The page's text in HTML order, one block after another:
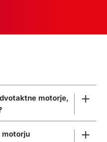
motorje,
ločimo
motorju